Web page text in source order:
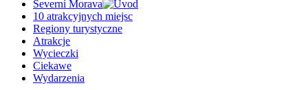
Severní Morava
10 atrakcyjnych miejsc
Regiony turystyczne
Atrakcje
Wycieczki
Ciekawe
Wydarzenia